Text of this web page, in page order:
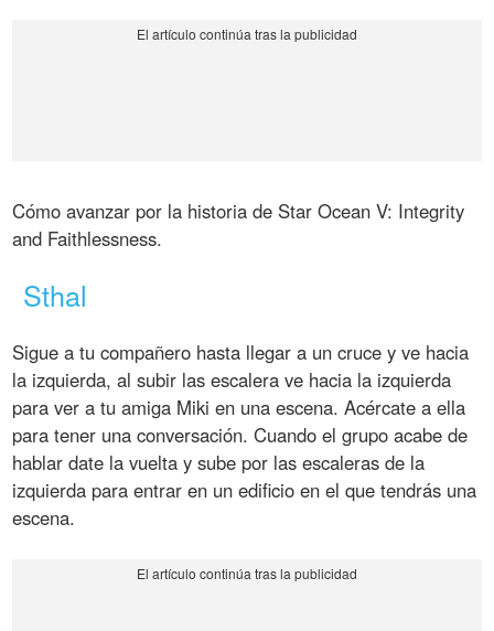
Cómo avanzar por la historia de Star Ocean V: Integrity
and Faithlessness.
Sthal
Sigue a tu compañero hasta llegar a un cruce y ve hacia
la izquierda, al subir las escalera ve hacia la izquierda
para ver a tu amiga Miki en una escena. Acércate a ella
para tener una conversación. Cuando el grupo acabe de
hablar date la vuelta y sube por las escaleras de la
izquierda para entrar en un edificio en el que tendrás una
escena.